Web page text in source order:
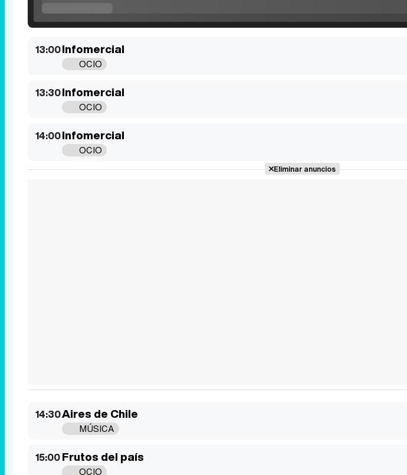
13:00Infomercial
OCIO
13:30Infomercial
OCIO
14:00Infomercial
OCIO
Eliminar anuncios
14:30Aires de Chile
MÚSICA
15:00Frutos del país
OCIO